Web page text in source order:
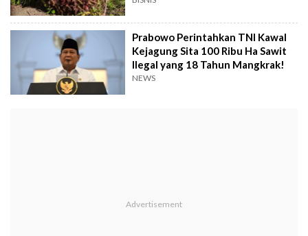
Prabowo Perintahkan TNI Kawal
Kejagung Sita 100 Ribu Ha Sawit
Ilegal yang 18 Tahun Mangkrak!
NEWS